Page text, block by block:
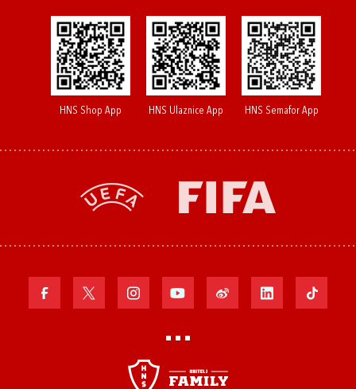
HNS Shop App HNS Ulaznice App HNS Semafor App